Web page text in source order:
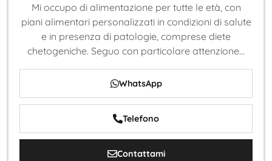
Mi occupo di alimentazione per tutte le età, con
piani alimentari personalizzati in condizioni di salute
e in presenza di patologie, comprese diete
chetogeniche. Seguo con particolare attenzione...
WhatsApp
Telefono
Contattami